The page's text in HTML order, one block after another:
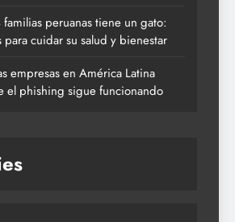
peruanas tiene un gato:
para cuidar su salud y bienestar
empresas en América Latina
el phishing sigue funcionando